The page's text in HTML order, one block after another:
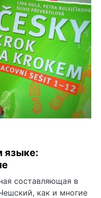
языке:
составляющая в
как и многие